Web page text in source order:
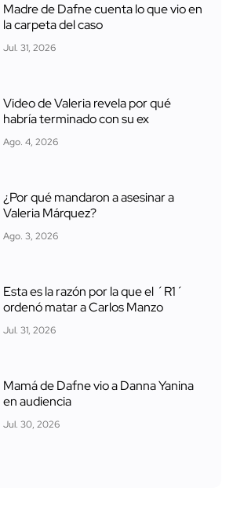
Madre de Dafne cuenta lo que vio en
la carpeta del caso
Jul. 31, 2026
Video de Valeria revela por qué
habría terminado con su ex
Ago. 4, 2026
¿Por qué mandaron a asesinar a
Valeria Márquez?
Ago. 3, 2026
Esta es la razón por la que el ´R1´
ordenó matar a Carlos Manzo
Jul. 31, 2026
Mamá de Dafne vio a Danna Yanina
en audiencia
Jul. 30, 2026